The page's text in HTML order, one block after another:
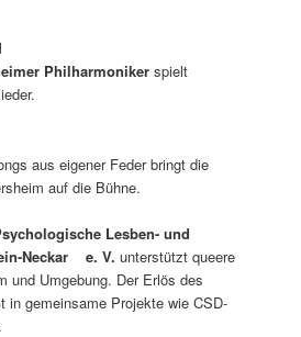
Philharmonikerspielt
aus eigener Feder bringt die
auf die Bühne.
Lesben- und
Neckar e. V.unterstützt queere
und Umgebung. Der Erlös des
in gemeinsame Projekte wie CSD-